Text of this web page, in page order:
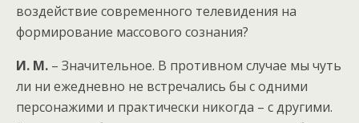
воздействие современного телевидения на
формирование массового сознания?
И. М. – Значительное. В противном случае мы чуть
ли ни ежедневно не встречались бы с одними
персонажими и практически никогда – с другими.